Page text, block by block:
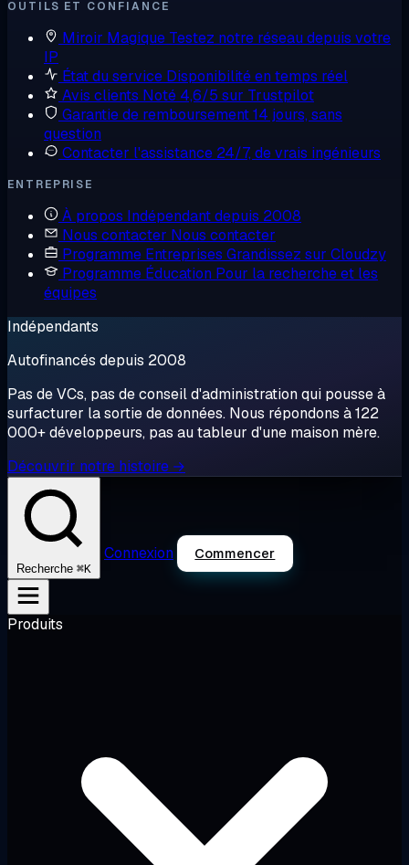
OUTILS ET CONFIANCE
Miroir Magique Testez notre réseau depuis votre
IP
État du service Disponibilité en temps réel
Avis clients Noté 4,6/5 sur Trustpilot
Garantie de remboursement14 jours, sans
question
Contacter l'assistance 24/7, de vrais ingénieurs
ENTREPRISE
À propos Indépendant depuis 2008
Nous contacter Nous contacter
Programme Entreprises Grandissez sur Cloudzy
Programme Éducation Pour la recherche et les
équipes
Indépendants
Autofinancés depuis 2008
Pas de VCs, pas de conseil d'administration qui pousse à
surfacturer la sortie de données. Nous répondons à 122
000+ développeurs, pas au tableur d'une maison mère.
Découvrir notre histoire →
Recherche ⌘K
Connexion Commencer
Produits